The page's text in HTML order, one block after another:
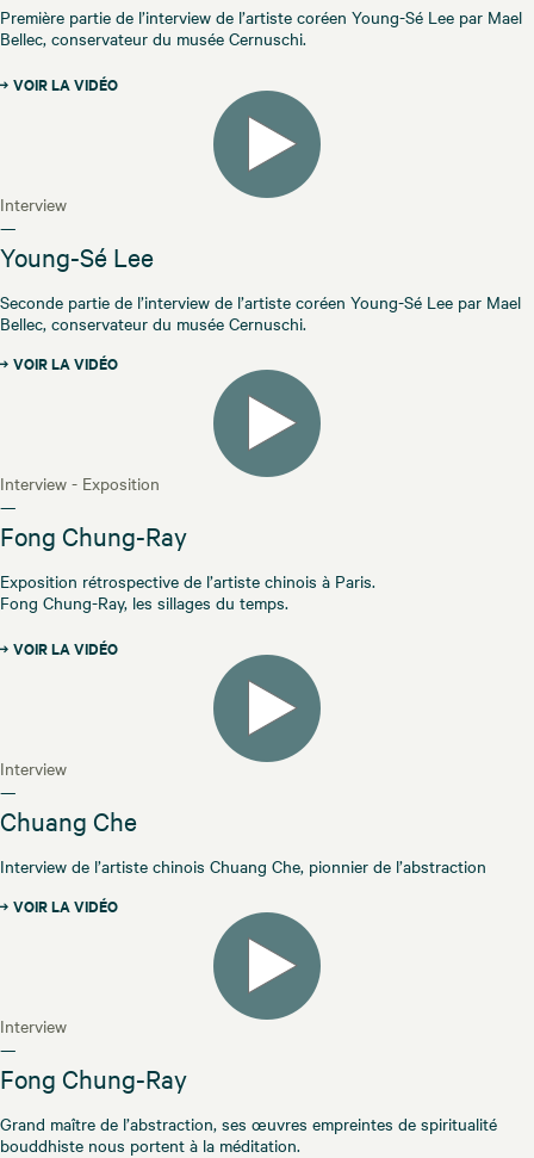
Première partie de l’interview de l’artiste coréen Young-Sé Lee par Mael
Bellec, conservateur du musée Cernuschi.
VOIR LA VIDÉO
Interview
—
Young-Sé Lee
Seconde partie de l’interview de l’artiste coréen Young-Sé Lee par Mael
Bellec, conservateur du musée Cernuschi.
VOIR LA VIDÉO
Interview - Exposition
—
Fong Chung-Ray
Exposition rétrospective de l’artiste chinois à Paris.
Fong Chung-Ray, les sillages du temps.
VOIR LA VIDÉO
Interview
—
Chuang Che
Interview de l’artiste chinois Chuang Che, pionnier de l’abstraction
VOIR LA VIDÉO
Interview
—
Fong Chung-Ray
Grand maître de l’abstraction, ses œuvres empreintes de spiritualité
bouddhiste nous portent à la méditation.